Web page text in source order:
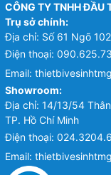
CÔNG TY TNHH ĐẦU
Trụ sở chính:
Địa chỉ: Số 61 Ngõ
Điện thoại:
Email:
Showroom:
Địa chỉ: 14/13/54
TP. Hồ Chí Minh
Điện thoại:
Email: